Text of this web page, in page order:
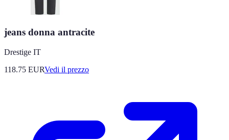
jeans donna antracite
Drestige IT
118.75 EURVedi il prezzo